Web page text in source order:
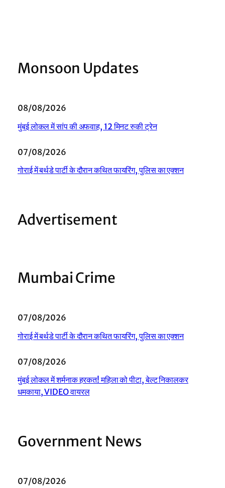
Monsoon Updates
08/08/2026
मुंबई लोकल में सांप की अफवाह, 12 मिनट रुकी ट्रेन
07/08/2026
गोराई में बर्थडे पार्टी के दौरान कथित फायरिंग, पुलिस का एक्शन
Advertisement
Mumbai Crime
07/08/2026
गोराई में बर्थडे पार्टी के दौरान कथित फायरिंग, पुलिस का एक्शन
07/08/2026
मुंबई लोकल में शर्मनाक हरकत! महिला को पीटा, बेल्ट निकालकर
धमकाया, VIDEO वायरल
Government News
07/08/2026